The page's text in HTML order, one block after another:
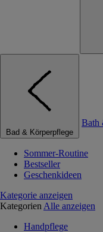
Bad & Körperpflege
Bath
Sommer-Routine
Bestseller
Geschenkideen
Kategorie anzeigen
Kategorien Alle anzeigen
Handpflege